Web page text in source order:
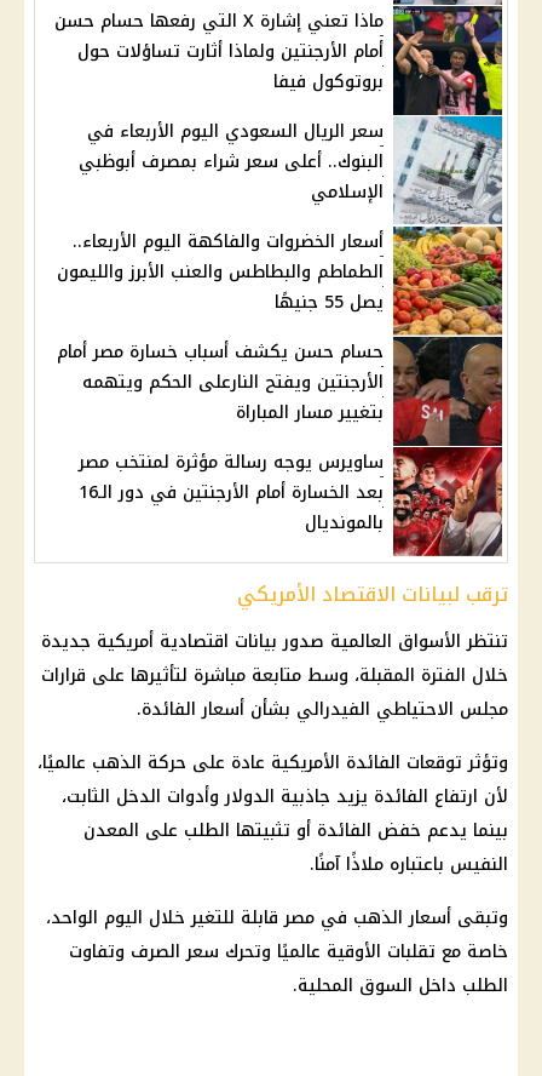
ماذا تعني إشارة X التي رفعها حسام حسن
أمام الأرجنتين ولماذا أثارت تساؤلات حول
بروتوكول فيفا
سعر الريال السعودي اليوم الأربعاء في
البنوك.. أعلى سعر شراء بمصرف أبوظبي
الإسلامي
أسعار الخضروات والفاكهة اليوم الأربعاء..
الطماطم والبطاطس والعنب الأبرز والليمون
يصل 55 جنيهًا
حسام حسن يكشف أسباب خسارة مصر أمام
الأرجنتين ويفتح النارعلى الحكم ويتهمه
بتغيير مسار المباراة
ساويرس يوجه رسالة مؤثرة لمنتخب مصر
بعد الخسارة أمام الأرجنتين في دور الـ16
بالمونديال
ترقب لبيانات الاقتصاد الأمريكي
تنتظر الأسواق العالمية صدور بيانات اقتصادية أمريكية جديدة
خلال الفترة المقبلة، وسط متابعة مباشرة لتأثيرها على قرارات
مجلس الاحتياطي الفيدرالي بشأن أسعار الفائدة.
وتؤثرتوقعات الفائدة الأمريكية عادة على حركة الذهب عالميًا،
لأن ارتفاع الفائدة يزيد جاذبية الدولاروأدوات الدخل الثابت،
بينما يدعم خفض الفائدة أو تثبيتها الطلب على المعدن
النفيس باعتباره ملاذًا آمنًا.
وتبقى أسعار الذهب في مصرقابلة للتغير خلال اليوم الواحد،
خاصة مع تقلبات الأوقية عالميًا وتحرك سعر الصرف وتفاوت
الطلب داخل السوق المحلية.